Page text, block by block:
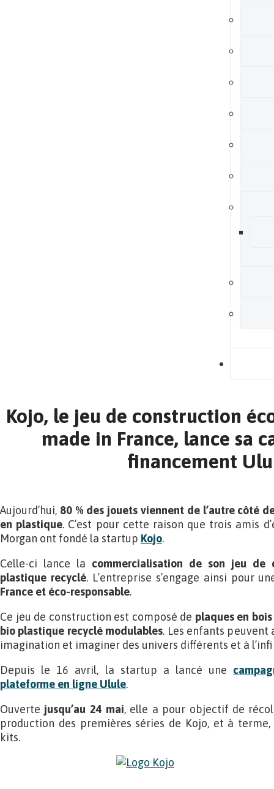
Kojo, le jeu de construction
made in France, lance sa
financement
Aujourd’hui, 80 % des jouets viennent de l’autre côté
en plastique. C’est pour cette raison que trois amis
Morgan ont fondé la startup Kojo.
Celle-ci lance la commercialisation de son jeu
plastique recyclé. L’entreprise s’engage ainsi pour
France et éco-responsable.
Ce jeu de construction est composé de plaques en
bio plastique recyclé modulables. Les enfants
imagination et imaginer des univers différents et à
Depuis le 16 avril, la startup a lancé une
plateforme en ligne Ulule.
Ouverte jusqu’au 24 mai, elle a pour objectif de
production des premières séries de Kojo, et à
kits.